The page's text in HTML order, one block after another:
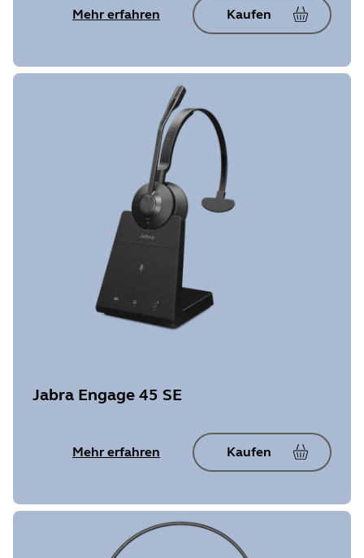
Mehr erfahren Kaufen
Jabra Engage 45 SE
Mehr erfahren Kaufen